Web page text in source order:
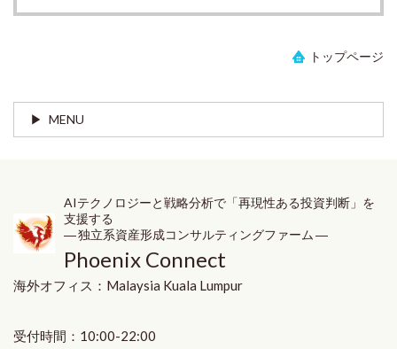
トップページ
MENU
AIテクノロジーと戦略分析で「再現性ある投資判断」を
支援する
― 独立系資産形成コンサルティングファーム ―
Phoenix Connect
海外オフィス： Malaysia Kuala Lumpur
受付時間：10:00-22:00